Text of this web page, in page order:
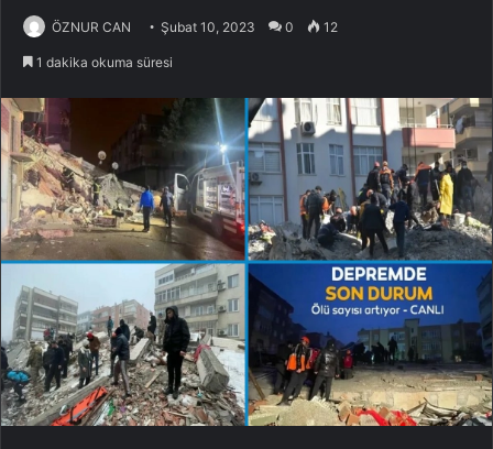
ÖZNUR CAN Şubat 10, 2023 0 12
1 dakika okuma süresi